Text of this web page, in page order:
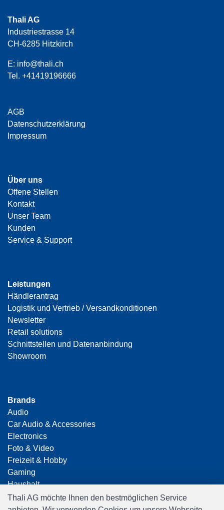
Thali AG
Industriestrasse 14
CH-6285 Hitzkirch
E: info@thali.ch
Tel. +41419196666
AGB
Datenschutzerklärung
Impressum
Über uns
Offene Stellen
Kontakt
Unser Team
Kunden
Service & Support
Leistungen
Händlerantrag
Logistik und Vertrieb / Versandkonditionen
Newsletter
Retail solutions
Schnittstellen und Datenanbindung
Showroom
Brands
Audio
Car Audio & Accessories
Electronics
Foto & Video
Freizeit & Hobby
Gaming
Haushalt
Home Office & Business
Merchandising
Thali AG möchte Ihnen den bestmöglichen Service